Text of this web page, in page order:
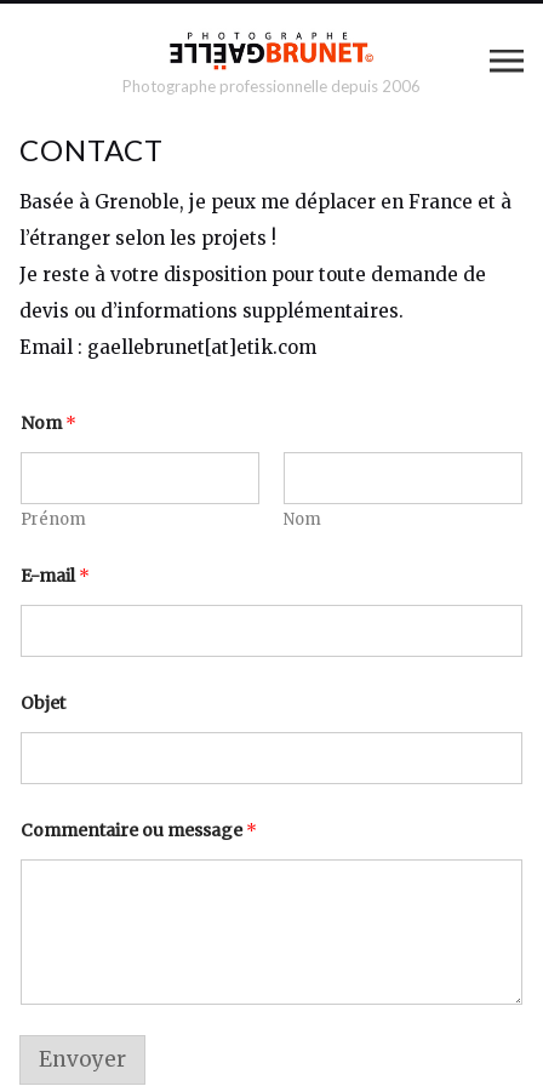
Photographe professionnelle depuis 2006
CONTACT
Basée à Grenoble, je peux me déplacer en France et à
l’étranger selon les projets !
Je reste à votre disposition pour toute demande de
devis ou d’informations supplémentaires.
Email : gaellebrunet[at]etik.com
Nom*
Prénom Nom
E-mail*
o
e
s
Objet
Commentaire ou message*
Envoyer